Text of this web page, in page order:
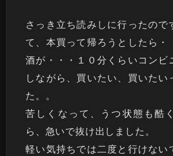
さっき立ち読みしに行ったので
て、本買って帰ろうとしたら・
酒が・・・１０分くらいコンビ
しながら、買いたい、買いたい
た。。
苦しくなって、うつ状態も酷
ら、急いで抜け出しました。
軽い気持ちでは二度と行けない